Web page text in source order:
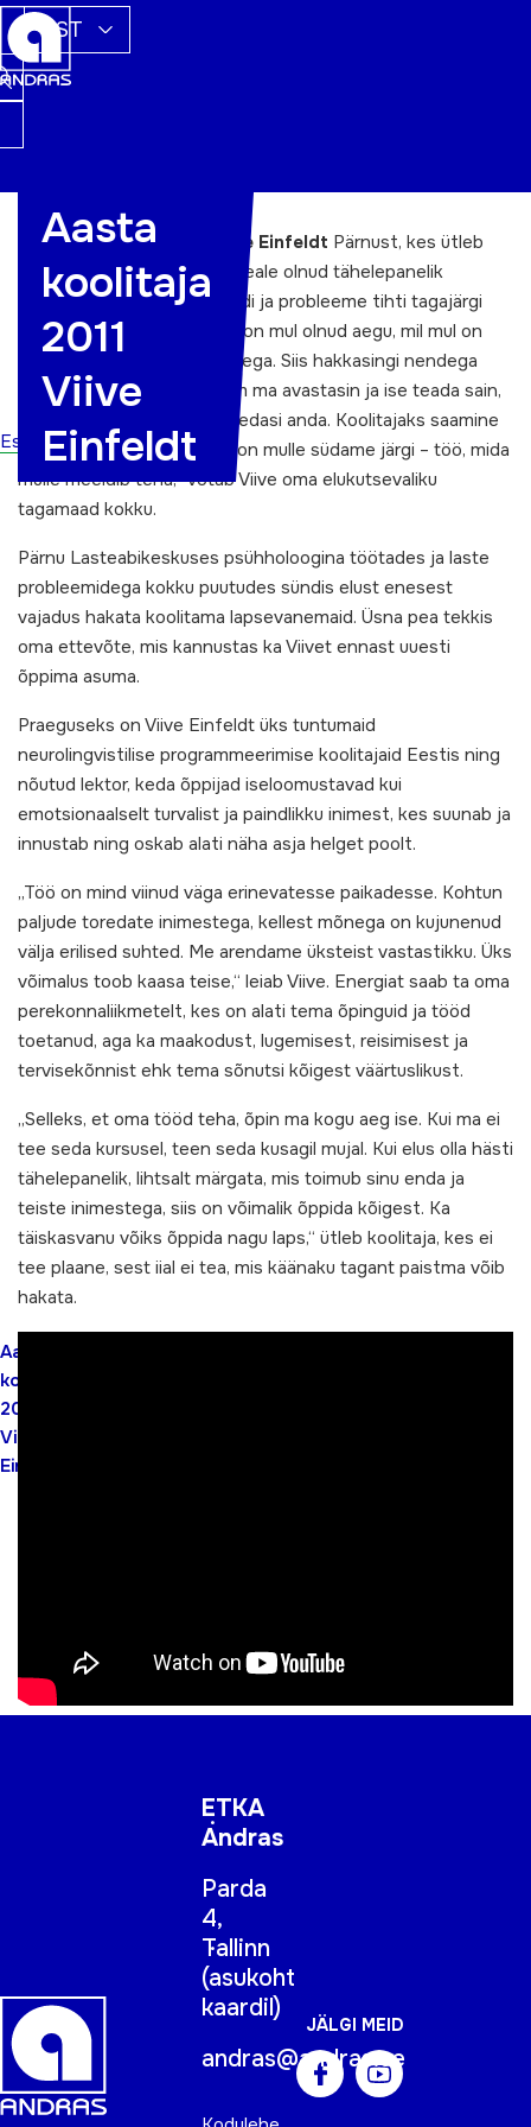
EST
Esileht
Aasta
koolitaja
2011
Viive
Einfeldt
Aasta
koolitaja
2011
Viive
Einfeldt
Aasta koolitaja 2011 on Viive Einfeldt Pärnust, kes ütleb
enda kohta, et on lapsest peale olnud tähelepanelik
vaatleja, kes märkab olukordi ja probleeme tihti tagajärgi
mõistmata. „Hilisemas elus on mul olnud aegu, mil mul on
olnud probleeme inimsuhetega. Siis hakkasingi nendega
tegelema ning mida rohkem ma avastasin ja ise teada sain,
seda rohkem tahtsin seda edasi anda. Koolitajaks saamine
on olnud loomulik tee, see on mulle südame järgi – töö, mida
mulle meeldib teha,“ võtab Viive oma elukutsevaliku
tagamaad kokku.
Pärnu Lasteabikeskuses psühholoogina töötades ja laste
probleemidega kokku puutudes sündis elust enesest
vajadus hakata koolitama lapsevanemaid. Üsna pea tekkis
oma ettevõte, mis kannustas ka Viivet ennast uuesti
õppima asuma.
Praeguseks on Viive Einfeldt üks tuntumaid
neurolingvistilise programmeerimise koolitajaid Eestis ning
nõutud lektor, keda õppijad iseloomustavad kui
emotsionaalselt turvalist ja paindlikku inimest, kes suunab ja
innustab ning oskab alati näha asja helget poolt.
„Töö on mind viinud väga erinevatesse paikadesse. Kohtun
paljude toredate inimestega, kellest mõnega on kujunenud
välja erilised suhted. Me arendame üksteist vastastikku. Üks
võimalus toob kaasa teise,“ leiab Viive. Energiat saab ta oma
perekonnaliikmetelt, kes on alati tema õpinguid ja tööd
toetanud, aga ka maakodust, lugemisest, reisimisest ja
tervisekõnnist ehk tema sõnutsi kõigest väärtuslikust.
„Selleks, et oma tööd teha, õpin ma kogu aeg ise. Kui ma ei
tee seda kursusel, teen seda kusagil mujal. Kui elus olla hästi
tähelepanelik, lihtsalt märgata, mis toimub sinu enda ja
teiste inimestega, siis on võimalik õppida kõigest. Ka
täiskasvanu võiks õppida nagu laps,“ ütleb koolitaja, kes ei
tee plaane, sest iial ei tea, mis käänaku tagant paistma võib
hakata.
ETKA
Andras
Parda
4,
Tallinn
(asukoht
kaardil)
andras@andras.ee
JÄLGI MEID